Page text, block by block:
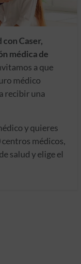
con Caser,
médica de
a que
médico
recibir una
y quieres
centros médicos,
salud y elige el